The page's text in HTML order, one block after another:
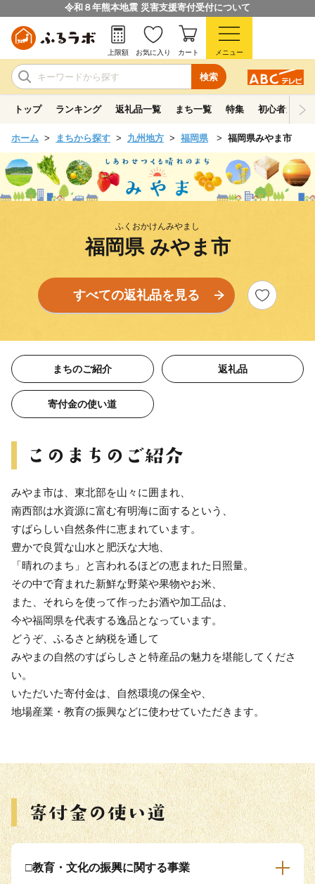
令和８年熊本地震 災害支援寄付受付について
検索
上限額 お気に入り カート メニュー
トップ ランキング 返礼品一覧 まち一覧 特集 初心者ガイド
ホーム まちから探す 九州地方 福岡県 福岡県みやま市
ふくおかけんみやまし
福岡県 みやま市
すべての返礼品を見る
まちのご紹介 返礼品
寄付金の使い道
みやま市は、東北部を山々に囲まれ、
南西部は水資源に富む有明海に面するという、
すばらしい自然条件に恵まれています。
豊かで良質な山水と肥沃な大地、
「晴れのまち」と言われるほどの恵まれた日照量。
その中で育まれた新鮮な野菜や果物やお米、
また、それらを使って作ったお酒や加工品は、
今や福岡県を代表する逸品となっています。
どうぞ、ふるさと納税を通して
みやまの自然のすばらしさと特産品の魅力を堪能してくださ
い。
いただいた寄付金は、自然環境の保全や、
地場産業・教育の振興などに使わせていただきます。
□教育・文化の振興に関する事業